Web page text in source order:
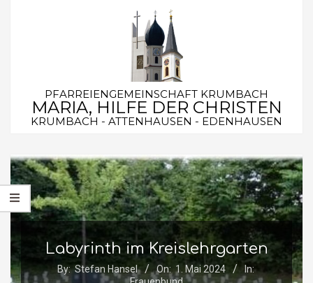
PFARREIENGEMEINSCHAFT KRUMBACH
MARIA, HILFE DER CHRISTEN
KRUMBACH - ATTENHAUSEN - EDENHAUSEN
Navigation
Menu
Labyrinth im Kreislehrgarten
By: Stefan Hansel On: 1. Mai 2024
In: